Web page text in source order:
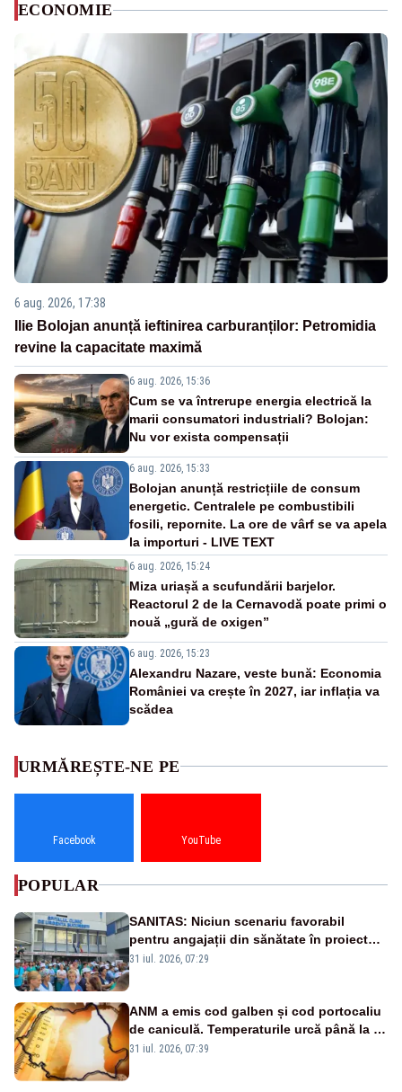
ECONOMIE
6 aug. 2026, 17:38
Ilie Bolojan anunță ieftinirea carburanților: Petromidia
revine la capacitate maximă
6 aug. 2026, 15:36
Cum se va întrerupe energia electrică la
marii consumatori industriali? Bolojan:
Nu vor exista compensații
6 aug. 2026, 15:33
Bolojan anunță restricțiile de consum
energetic. Centralele pe combustibili
fosili, repornite. La ore de vârf se va apela
la importuri - LIVE TEXT
6 aug. 2026, 15:24
Miza uriașă a scufundării barjelor.
Reactorul 2 de la Cernavodă poate primi o
nouă „gură de oxigen”
6 aug. 2026, 15:23
Alexandru Nazare, veste bună: Economia
României va crește în 2027, iar inflația va
scădea
URMĂREȘTE-NE PE
Facebook YouTube
POPULAR
SANITAS: Niciun scenariu favorabil
pentru angajații din sănătate în proiectul
Legii salarizării
31 iul. 2026, 07:29
ANM a emis cod galben și cod portocaliu
de caniculă. Temperaturile urcă până la 38
de grade, iar nopțile devin tropicale
31 iul. 2026, 07:39